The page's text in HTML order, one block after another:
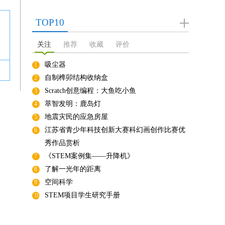
TOP10
关注 推荐 收藏 评价
1 吸尘器
2 自制榫卯结构收纳盒
3 Scratch创意编程：大鱼吃小鱼
4 萃智发明：鹿岛灯
5 地震灾民的应急房屋
6
江苏省青少年科技创新大赛科幻画创作比赛优
秀作品赏析
7 《STEM案例集——升降机》
8 了解一光年的距离
9 空间科学
10 STEM项目学生研究手册